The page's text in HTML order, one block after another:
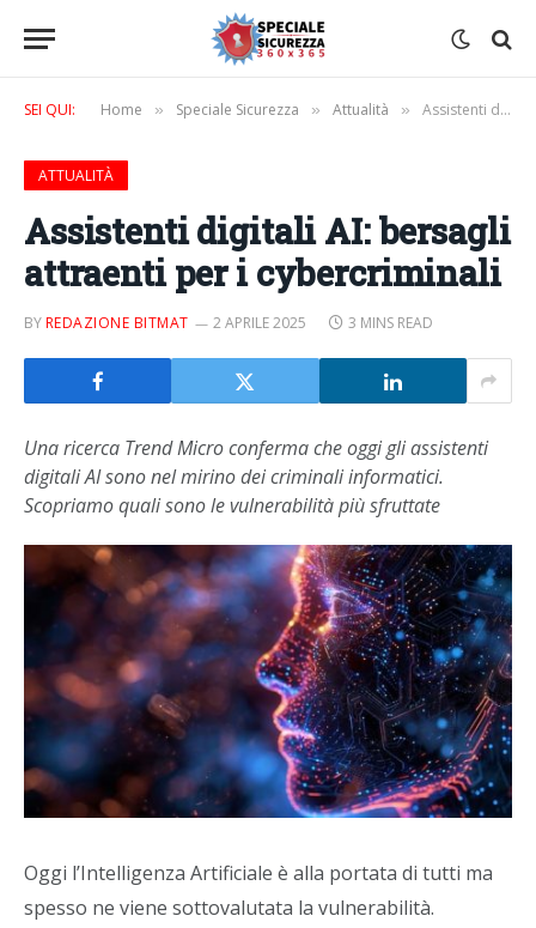
SEI QUI: Home » Speciale Sicurezza » Attualità » Assistenti digitali AI: bersagli attraenti per i cybercriminali
ATTUALITÀ
Assistenti digitali AI: bersagli
attraenti per i cybercriminali
BYREDAZIONE BITMAT 2 APRILE 2025 3 MINS READ
Una ricerca Trend Micro conferma che oggi gli assistenti
digitali AI sono nel mirino dei criminali informatici.
Scopriamo quali sono le vulnerabilità più sfruttate
Oggi l’Intelligenza Artificiale è alla portata di tutti ma
spesso ne viene sottovalutata la vulnerabilità.